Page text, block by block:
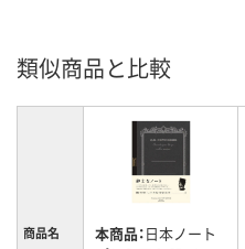
類似商品と比較
商品名 本商品：日本ノート